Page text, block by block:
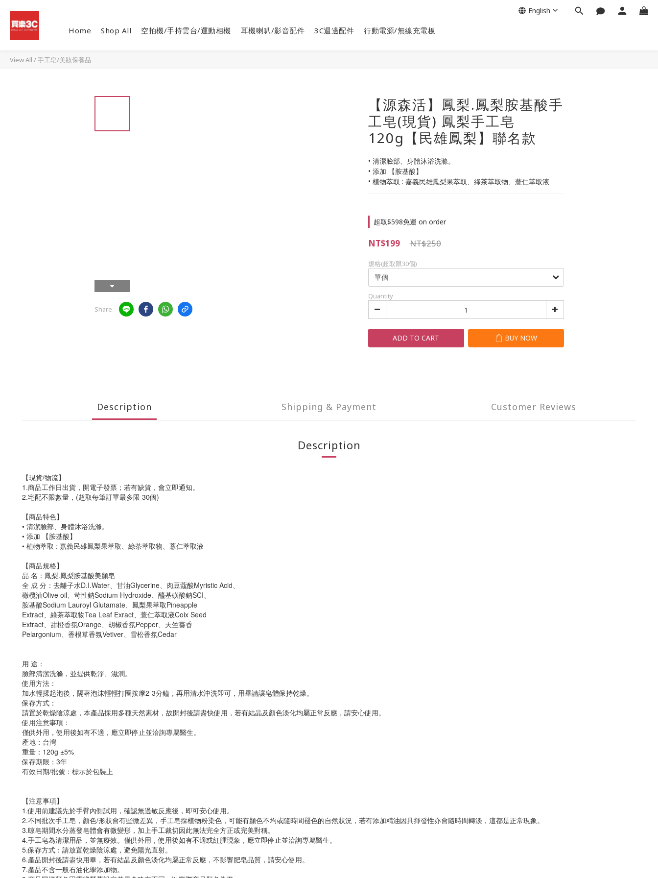
Home Shop All 空拍機/手持雲台/運動相機 耳機喇叭/影音配件 3C週邊配件 行動電源/無線充電板
English
View All /手工皂/美妝保養品
Share
【源森活】鳳梨.鳳梨胺基酸手
工皂(現貨) 鳳梨手工皂
120g【民雄鳳梨】聯名款
• 清潔臉部、身體沐浴洗滌。
• 添加 【胺基酸】
• 植物萃取 : 嘉義民雄鳳梨果萃取、綠茶萃取物、薏仁萃取液
超取$598免運 on order
NT$250
NT$199
規格(超取限30個)
Quantity
ADD TO CART BUY NOW
Description Shipping & Payment Customer Reviews
Description
【現貨/物流】
1.商品工作日出貨，開電子發票；若有缺貨，會立即通知。
2.宅配不限數量，(超取每筆訂單最多限 30個)
【商品特色】
• 清潔臉部、身體沐浴洗滌。
• 添加 【胺基酸】
• 植物萃取 : 嘉義民雄鳳梨果萃取、綠茶萃取物、薏仁萃取液
【商品規格】
品 名：鳳梨.鳳梨胺基酸美顏皂
全 成 分：去離子水D.I.Water、甘油Glycerine、肉豆蔻酸Myristic Acid、
橄欖油Olive oil、苛性鈉Sodium Hydroxide、醯基磺酸鈉SCI、
胺基酸Sodium Lauroyl Glutamate、鳳梨果萃取Pineapple
Extract、綠茶萃取物Tea Leaf Exract、薏仁萃取液Coix Seed
Extract、甜橙香氛Orange、胡椒香氛Pepper、天竺葵香
Pelargonium、香根草香氛Vetiver、雪松香氛Cedar
用 途：
臉部清潔洗滌，並提供乾淨、滋潤。
使用方法：
加水輕揉起泡後，隔著泡沫輕輕打圈按摩2-3分鐘，再用清水沖洗即可，用畢請讓皂體保持乾燥。
保存方式：
請置於乾燥陰涼處，本產品採用多種天然素材，故開封後請盡快使用，若有結晶及顏色淡化均屬正常反應，請安心使用。
使用注意事項：
僅供外用，使用後如有不適，應立即停止並洽詢專屬醫生。
產地：台灣
重量：120g ±5%
保存期限：3年
有效日期/批號：標示於包裝上
【注意事項】
1.使用前建議先於手臂內側試用，確認無過敏反應後，即可安心使用。
2.不同批次手工皂，顏色/形狀會有些微差異，手工皂採植物粉染色，可能有顏色不均或隨時間褪色的自然狀況，若有添加精油因具揮發性亦會隨時間轉淡，這都是正常現象。
3.晾皂期間水分蒸發皂體會有微變形，加上手工裁切因此無法完全方正或完美對稱。
4.手工皂為清潔用品，並無療效。僅供外用，使用後如有不適或紅腫現象，應立即停止並洽詢專屬醫生。
5.保存方式：請放置乾燥陰涼處，避免陽光直射。
6.產品開封後請盡快用畢，若有結晶及顏色淡化均屬正常反應，不影響肥皂品質，請安心使用。
7.產品不含一般石油化學添加物。